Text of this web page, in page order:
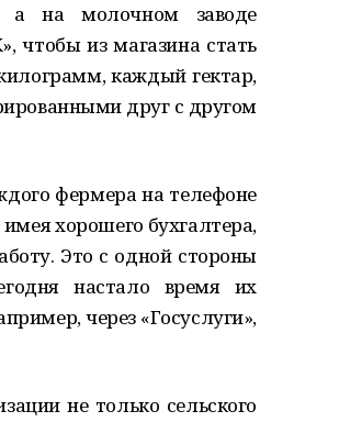
а на молочном заводе
чтобы из магазина стать
каждый гектар,
друг с другом
фермера на телефоне
хорошего бухгалтера,
Это с одной стороны
настало время их
через «Госуслуги»,
не только сельского